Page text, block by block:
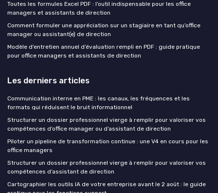
Toutes les formules Excel PDF : l’outil indispensable pour les office
managers et assistants de direction
Comment formuler une appréciation sur un stagiaire en tant qu’office
manager ou assistant(e) de direction
Modèle d’entretien annuel d’évaluation rempli en PDF : guide pratique
pour office managers et assistants de direction
Les derniers articles
Communication interne en PME : les canaux, les fréquences et les
formats qui réduisent le bruit informationnel
Structurer un dossier professionnel vierge à remplir pour valoriser vos
compétences d’office manager ou d’assistant de direction
Piloter un pipeline de transformation continue : une V4 en cours pour les
office managers
Structurer un dossier professionnel vierge à remplir pour valoriser vos
compétences d’assistant de direction
Cartographier les outils IA de votre entreprise avant le 2 août : le guide